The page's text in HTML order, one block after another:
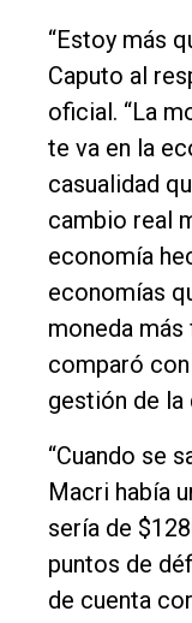
“Estoy más
Caputo al
oficial. “La
te va en la
casualidad
cambio real
economía
economías
moneda
comparó
gestión de
“Cuando se
Macri había
sería de
puntos de
de cuenta